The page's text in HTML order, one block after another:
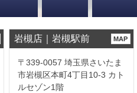
岩槻店｜岩槻駅前 MAP
〒339-0057 埼玉県さいたま
市岩槻区本町4丁目10-3 カト
ルセゾン1階